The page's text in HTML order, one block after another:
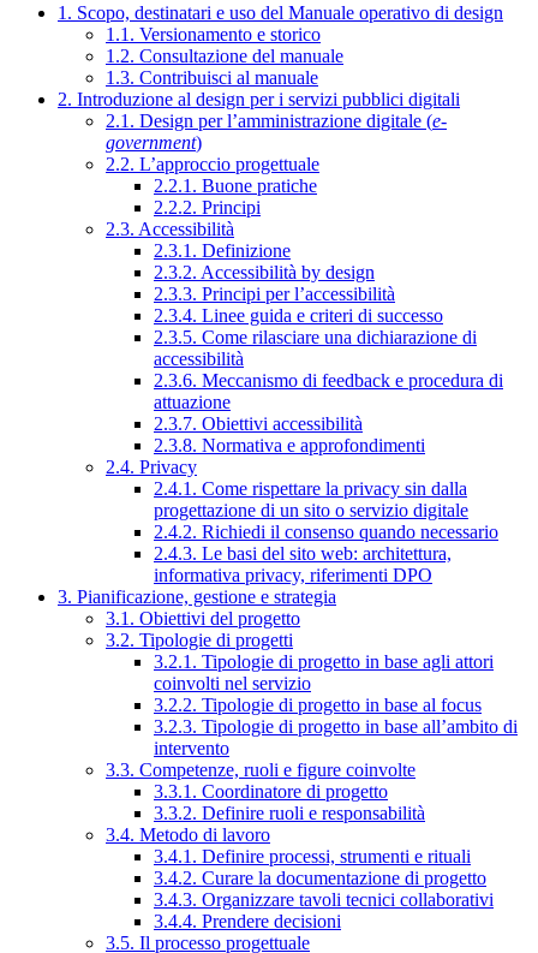
1. Scopo, destinatari e uso del Manuale operativo di design
1.1. Versionamento e storico
1.2. Consultazione del manuale
1.3. Contribuisci al manuale
2. Introduzione al design per i servizi pubblici digitali
2.1. Design per l’amministrazione digitale (e-
government)
2.2. L’approccio progettuale
2.2.1. Buone pratiche
2.2.2. Principi
2.3. Accessibilità
2.3.1. Definizione
2.3.2. Accessibilità by design
2.3.3. Principi per l’accessibilità
2.3.4. Linee guida e criteri di successo
2.3.5. Come rilasciare una dichiarazione di
accessibilità
2.3.6. Meccanismo di feedback e procedura di
attuazione
2.3.7. Obiettivi accessibilità
2.3.8. Normativa e approfondimenti
2.4. Privacy
2.4.1. Come rispettare la privacy sin dalla
progettazione di un sito o servizio digitale
2.4.2. Richiedi il consenso quando necessario
2.4.3. Le basi del sito web: architettura,
informativa privacy, riferimenti DPO
3. Pianificazione, gestione e strategia
3.1. Obiettivi del progetto
3.2. Tipologie di progetti
3.2.1. Tipologie di progetto in base agli attori
coinvolti nel servizio
3.2.2. Tipologie di progetto in base al focus
3.2.3. Tipologie di progetto in base all’ambito di
intervento
3.3. Competenze, ruoli e figure coinvolte
3.3.1. Coordinatore di progetto
3.3.2. Definire ruoli e responsabilità
3.4. Metodo di lavoro
3.4.1. Definire processi, strumenti e rituali
3.4.2. Curare la documentazione di progetto
3.4.3. Organizzare tavoli tecnici collaborativi
3.4.4. Prendere decisioni
3.5. Il processo progettuale